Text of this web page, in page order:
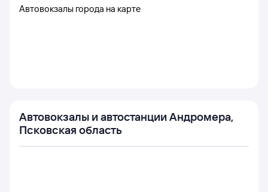
Автовокзалы города на карте
Автовокзалы и автостанции Андромера,
Псковская область